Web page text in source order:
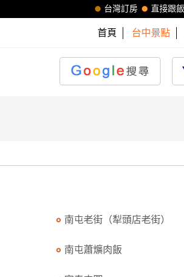
直接跟
台灣訂房
首頁 台中景點
南屯老街（犁頭店老街）
南屯蕭爌肉飯